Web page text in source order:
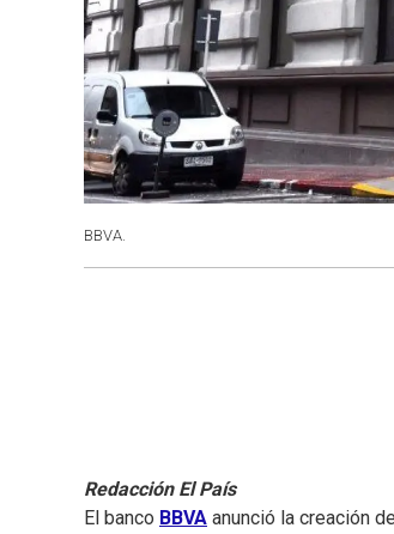
BBVA.
Redacción El País
El banco BBVA anunció la creación